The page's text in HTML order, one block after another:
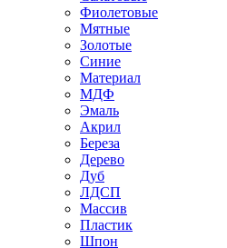
Фиолетовые
Мятные
Золотые
Синие
Материал
МДФ
Эмаль
Акрил
Береза
Дерево
Дуб
ЛДСП
Массив
Пластик
Шпон